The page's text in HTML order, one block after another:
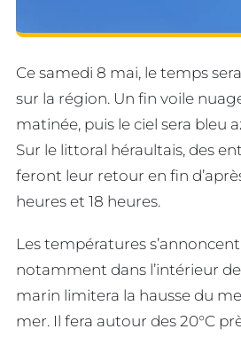
Ce samedi 8 mai, le temps
sur la région. Un fin voile
matinée, puis le ciel sera bleu
Sur le littoral héraultais, des
feront leur retour en fin
heures et 18 heures.
Les températures
notamment dans l’intérieur
marin limitera la hausse du
mer. Il fera autour des 20°C